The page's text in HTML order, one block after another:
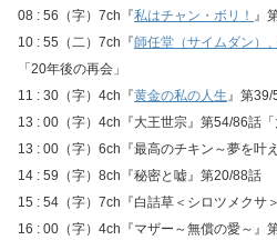
08 : 56（字）7ch『私はチャン・ボリ！ 』
10 : 55（二）7ch『師任堂（サイムダン）
「20年後の再会」
11 : 30（字）4ch『黄金の私の人生』第39/
13 : 00（字）4ch『大王世宗』第54/86話「
13 : 00（字）6ch『最高のチキン～夢を叶
14 : 59（字）8ch『秘密と嘘』第20/88話
15 : 54（字）7ch『白詰草＜シロツメクサ
16 : 00（字）4ch『マザー～無償の愛～』